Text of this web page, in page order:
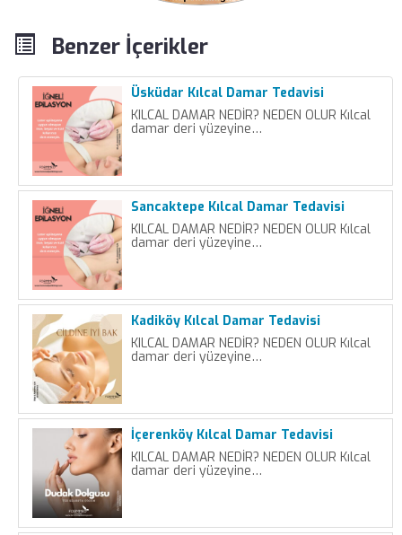
Benzer İçerikler
Üsküdar Kılcal Damar Tedavisi
KILCAL DAMAR NEDİR? NEDEN OLUR Kılcal
damar deri yüzeyine…
Sancaktepe Kılcal Damar Tedavisi
KILCAL DAMAR NEDİR? NEDEN OLUR Kılcal
damar deri yüzeyine…
Kadiköy Kılcal Damar Tedavisi
KILCAL DAMAR NEDİR? NEDEN OLUR Kılcal
damar deri yüzeyine…
İçerenköy Kılcal Damar Tedavisi
KILCAL DAMAR NEDİR? NEDEN OLUR Kılcal
damar deri yüzeyine…